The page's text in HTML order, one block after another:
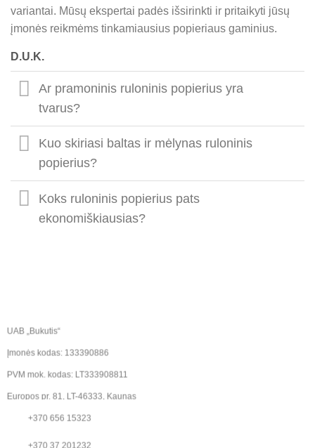
variantai. Mūsų ekspertai padės išsirinkti ir pritaikyti jūsų
įmonės reikmėms tinkamiausius popieriaus gaminius.
D.U.K.
Ar pramoninis ruloninis popierius yra
tvarus?
Kuo skiriasi baltas ir mėlynas ruloninis
popierius?
Koks ruloninis popierius pats
ekonomiškiausias?
UAB „Bukutis“
Įmonės kodas: 133390886
PVM mok. kodas: LT333908811
Europos pr. 81, LT-46333, Kaunas
+370 656 15323
+370 37 201232